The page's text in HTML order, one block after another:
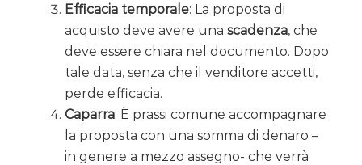
Efficacia temporale: La proposta di
acquisto deve avere una scadenza, che
deve essere chiara nel documento. Dopo
tale data, senza che il venditore accetti,
perde efficacia.
Caparra: È prassi comune accompagnare
la proposta con una somma di denaro –
in genere a mezzo assegno- che verrà